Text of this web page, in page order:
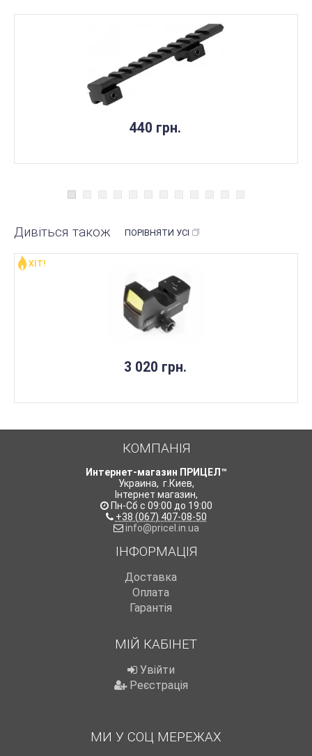
440 грн.
Дивіться також ПОРІВНЯТИ УСІ
3 020 грн.
ХІТ!
КОМПАНІЯ
Интернет-магазин ПРИЦЕЛ™
Украина, г.Киев,
Інтернет магазин,
Пн-Сб с 09:00 до 19:00
+38 (067) 407-08-50
info@pricel.in.ua
ІНФОРМАЦІЯ
Доставка
Оплата
Гарантія
МІЙ КАБІНЕТ
Увійти
Реєстрація
МИ У СОЦ МЕРЕЖАХ